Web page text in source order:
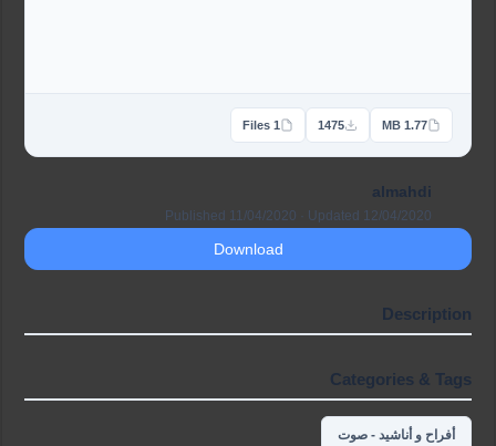
1.77 MB
1475
1 Files
almahdi
Published 11/04/2020 · Updated 12/04/2020
Download
Description
Categories & Tags
أفراح و أناشيد - صوت